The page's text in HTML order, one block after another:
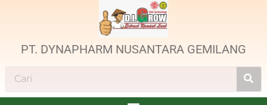
PT. DYNAPHARM NUSANTARA GEMILANG